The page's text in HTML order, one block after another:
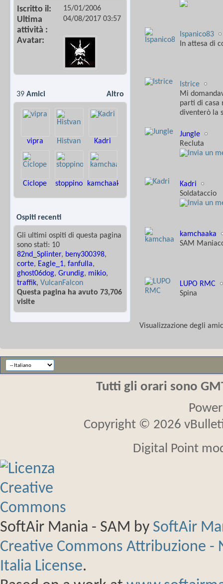
Iscritto il 15/01/2006
Ultima
attività
04/08/2017 03:57
Avatar
Altro
39 Amici
vipra Histvan Kadri
Ciclope stoppino kamchaaka
Ospiti recenti
Gli ultimi ospiti di questa pagina
sono stati: 10
82nd_Splinter, beny300398,
corte, Eagle_1, fanfulla,
ghost06dog, Grundig, mikio,
traffik, VulcanFalcon
Questa pagina ha avuto 73,706
visite
Ispanico83
In attesa di
Istrice
Mi
parti di casa
diventerò la
Jungle
Recluta
Kadri
Soldataccio
kamchaaka
SAM
LUPO RMC
Spina
Visualizzazione degli
Tutti gli orari sono
Copyright © 2026
Digital Point
SoftAir Mania - SAM by SoftAir
Creative Commons Attribuzione
Italia License.